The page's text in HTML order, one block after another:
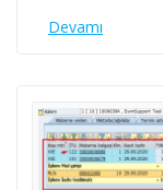
Devamı